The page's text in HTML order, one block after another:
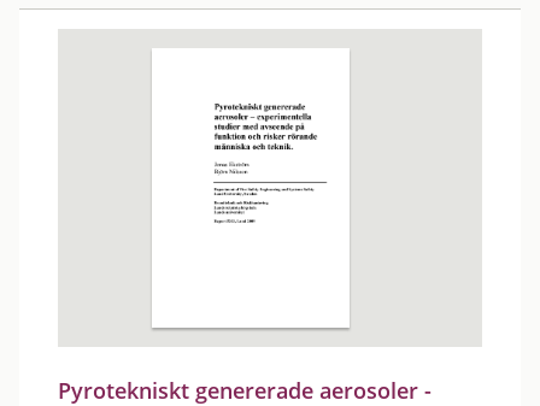
Pyrotekniskt genererade aerosoler -